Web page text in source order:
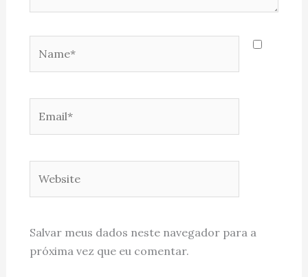
Salvar meus dados neste navegador para a
próxima vez que eu comentar.